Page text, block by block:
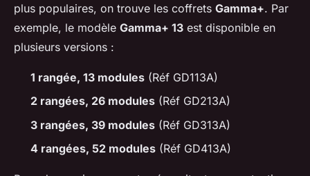
plus populaires, on trouve les coffrets Gamma+. Par
exemple, le modèle Gamma+ 13 est disponible en
plusieurs versions :
1 rangée, 13 modules (Réf GD113A)
2 rangées, 26 modules (Réf GD213A)
3 rangées, 39 modules (Réf GD313A)
4 rangées, 52 modules (Réf GD413A)